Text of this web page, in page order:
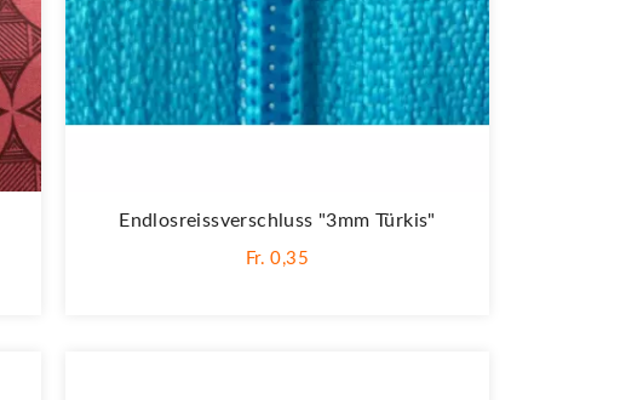
Endlosreissverschluss "3mm Türkis"
Fr. 0,35